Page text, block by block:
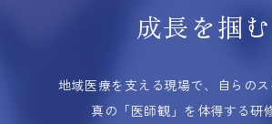
成長を掴む
地域医療を支える現場で、自らのス
真の「医師観」を体得する研